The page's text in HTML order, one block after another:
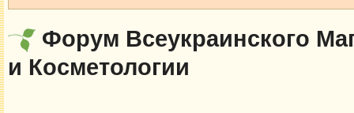
Форум Всеукраинского
и Косметологии